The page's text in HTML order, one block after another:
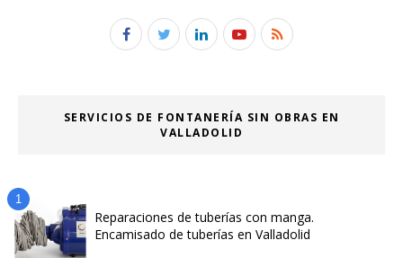
SERVICIOS DE FONTANERÍA SIN OBRAS EN
VALLADOLID
Reparaciones de tuberías con manga.
Encamisado de tuberías en Valladolid